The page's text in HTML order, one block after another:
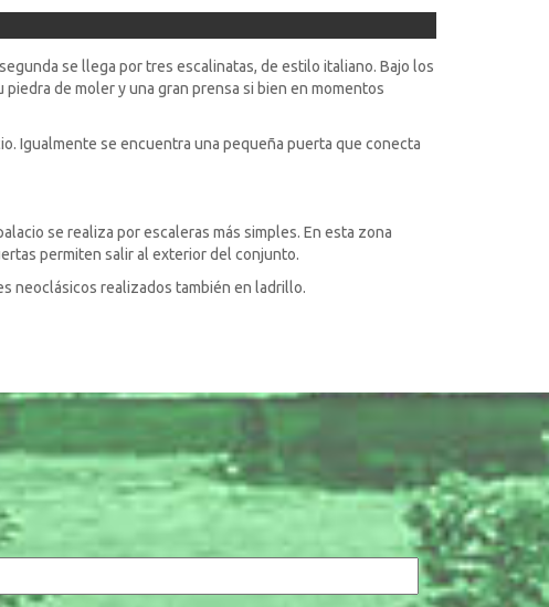
se llega por tres escalinatas, de estilo italiano. Bajo los
de moler y una gran prensa si bien en momentos
Igualmente se encuentra una pequeña puerta que conecta
se realiza por escaleras más simples. En esta zona
permiten salir al exterior del conjunto.
neoclásicos realizados también en ladrillo.